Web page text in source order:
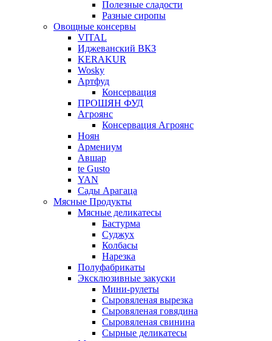
Полезные сладости
Разные сиропы
Овощные консервы
VITAL
Иджеванский ВКЗ
KERAKUR
Wosky
Артфуд
Консервация
ПРОШЯН ФУД
Агроянс
Консервация Агроянс
Ноян
Армениум
Авшар
te Gusto
YAN
Сады Арагаца
Мясные Продукты
Мясные деликатесы
Бастурма
Суджух
Колбасы
Нарезка
Полуфабрикаты
Эксклюзивные закуски
Мини-рулеты
Сыровяленая вырезка
Сыровяленая говядина
Сыровяленая свинина
Сырные деликатесы